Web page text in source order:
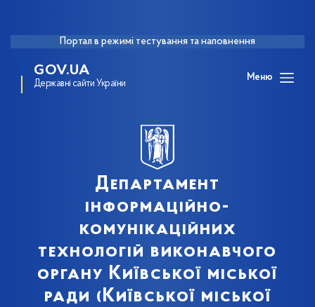
Портал в режимі тестування та наповнення
GOV.UA
Державні сайти України
Меню
Департамент
інформаційно-
комунікаційних
технологій виконавчого
органу Київської міської
ради (Київської міської